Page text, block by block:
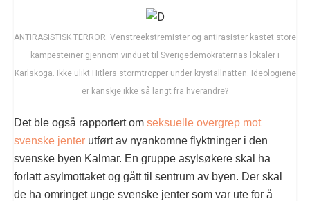
ANTIRASISTISK TERROR: Venstreekstremister og antirasister kastet store
kampesteiner gjennom vinduet til Sverigedemokraternas lokaler i
Karlskoga. Ikke ulikt Hitlers stormtropper under krystallnatten. Ideologiene
er kanskje ikke så langt fra hverandre?
Det ble også rapportert om seksuelle overgrep mot
svenske jenter utført av nyankomne flyktninger i den
svenske byen Kalmar. En gruppe asylsøkere skal ha
forlatt asylmottaket og gått til sentrum av byen. Der skal
de ha omringet unge svenske jenter som var ute for å